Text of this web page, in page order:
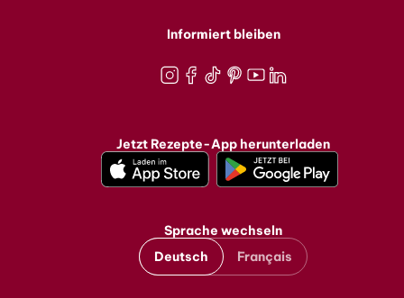
Informiert bleiben
Jetzt Rezepte-App herunterladen
Sprache wechseln
Deutsch
Français